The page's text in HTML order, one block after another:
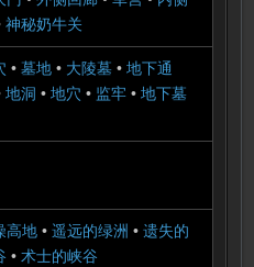
神秘奶牛关
•墓地 • 大陵墓 •地下通
地洞 •地穴 • 监牢 •地下墓
高地 •遥远的绿洲 •遗失的
•术士的峡谷